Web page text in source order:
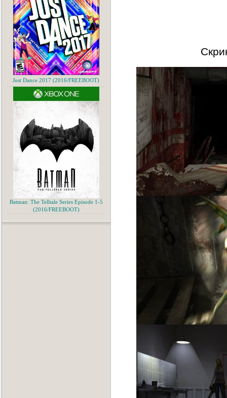
Just Dance 2017 (2016/FREEBOOT)
Batman: The Telltale Series Episode 1-5
(2016/FREEBOOT)